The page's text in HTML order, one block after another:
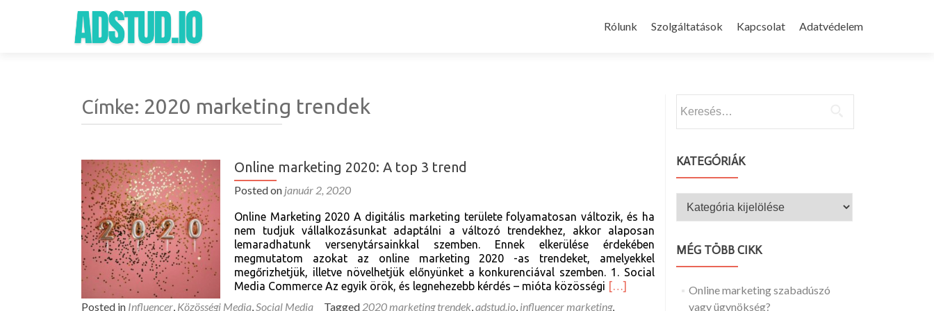
to
Rólunk Szolgáltatások Kapcsolat Adatvédelem
Címke: 2020 marketing trendek
Online marketing 2020: A top 3 trend
Posted on január 2, 2020
Online Marketing 2020 A digitális marketing területe folyamatosan változik, és ha
nem tudjuk vállalkozásunkat adaptálni a változó trendekhez, akkor alaposan
lemaradhatunk versenytársainkkal szemben. Ennek elkerülése érdekében
megmutatom azokat az online marketing 2020 -as trendeket, amelyekkel
megőrizhetjük, illetve növelhetjük előnyünket a konkurenciával szemben. 1. Social
Media Commerce Az egyik örök, és legnehezebb kérdés – mióta közösségi Read
[…]
Posted in Influencer, Közösségi Media,Social Media Tagged 2020 marketing trendek,adstud.io, influencer marketing,
KATEGÓRIÁK
Kategóriák
MÉG TÖBB CIKK
Online marketing szabadúszó
vagy ügynökség?